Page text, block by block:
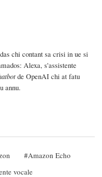
chi contant sa crisi in ue si
Alexa, s'assistente
de OpenAI chi at fatu
annu.
Amazon Echo
vocale